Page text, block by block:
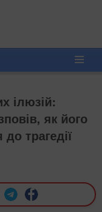
ілюзій:
як його
трагедії